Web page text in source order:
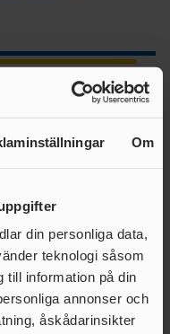
Om
din personliga data,
teknologi såsom
till information på din
annonser och
åskådarinsikter